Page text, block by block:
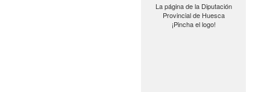
La página de la Diputación
Provincial de Huesca
¡Pincha el logo!